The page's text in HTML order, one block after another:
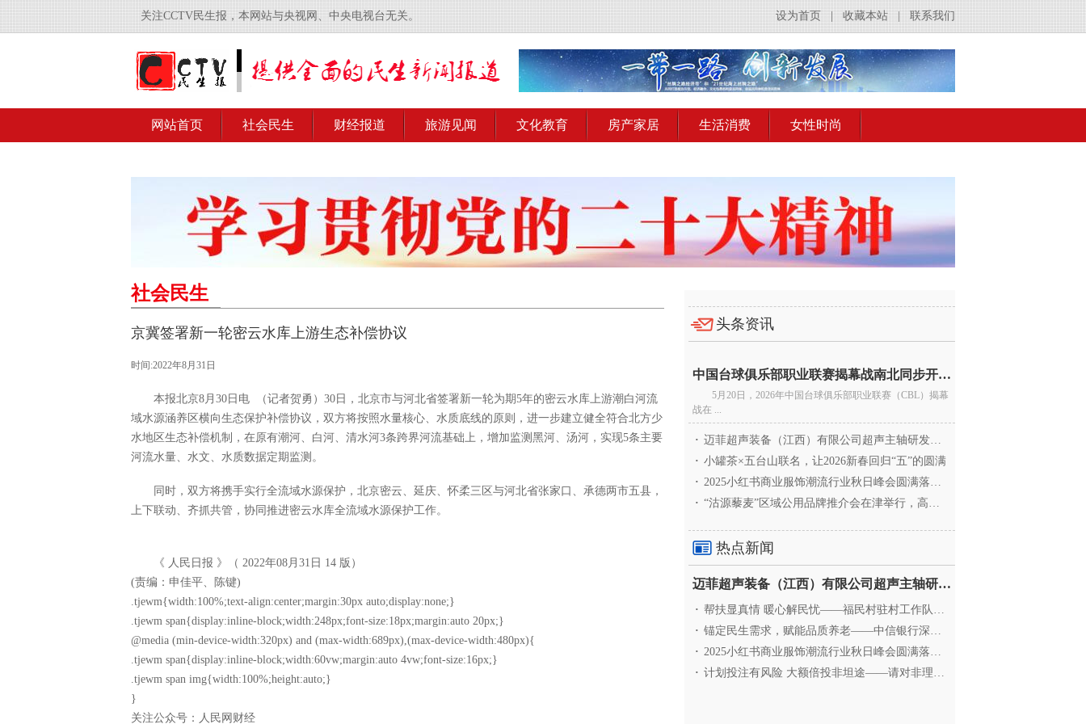
关注CCTV民生报，本网站与央视网、中央电视台无关。 联系我们
收藏本站
设为首页
网站首页 社会民生 财经报道 旅游见闻 文化教育 房产家居 生活消费 女性时尚
社会民生
京冀签署新一轮密云水库上游生态补偿协议
时间:2022年8月31日
本报北京8月30日电 （记者贺勇）30日，北京市与河北省签署新一轮为期5年的密云水库上游潮白河流
域水源涵养区横向生态保护补偿协议，双方将按照水量核心、水质底线的原则，进一步建立健全符合北方少
水地区生态补偿机制，在原有潮河、白河、清水河3条跨界河流基础上，增加监测黑河、汤河，实现5条主要
河流水量、水文、水质数据定期监测。
同时，双方将携手实行全流域水源保护，北京密云、延庆、怀柔三区与河北省张家口、承德两市五县，
上下联动、齐抓共管，协同推进密云水库全流域水源保护工作。
《 人民日报 》（ 2022年08月31日 14 版）
(责编：申佳平、陈键)
.tjewm{width:100%;text-align:center;margin:30px auto;display:none;}
.tjewm span{display:inline-block;width:248px;font-size:18px;margin:auto 20px;}
@media (min-device-width:320px) and (max-width:689px),(max-device-width:480px){
.tjewm span{display:inline-block;width:60vw;margin:auto 4vw;font-size:16px;}
.tjewm span img{width:100%;height:auto;}
}
关注公众号：人民网财经
头条资讯
中国台球俱乐部职业联赛揭幕战南北同步开杆 首届CBL
5月20日，2026年中国台球俱乐部职业联赛（CBL）揭幕
战在 ...
· 迈菲超声装备（江西）有限公司超声主轴研发和生产项
· 小罐茶×五台山联名，让2026新春回归“五”的圆满
· 2025小红书商业服饰潮流行业秋日峰会圆满落幕，携手
· “沽源藜麦”区域公用品牌推介会在津举行，高蛋白产业
热点新闻
迈菲超声装备（江西）有限公司超声主轴研发和生产项
· 帮扶显真情 暖心解民忧——福民村驻村工作队与村委心系
· 锚定民生需求，赋能品质养老——中信银行深圳分行养老
· 2025小红书商业服饰潮流行业秋日峰会圆满落幕，携手
· 计划投注有风险 大额倍投非坦途——请对非理性购彩说“